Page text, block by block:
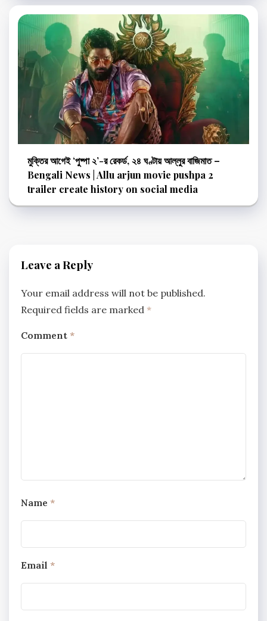
মুক্তির আগেই ‘পুষ্পা ২’-র রেকর্ড, ২৪ ঘণ্টায় আল্লুর বাজিমাত –
Bengali News | Allu arjun movie pushpa 2
trailer create history on social media
Leave a Reply
Your email address will not be published.
Required fields are marked *
Comment *
Name *
Email *